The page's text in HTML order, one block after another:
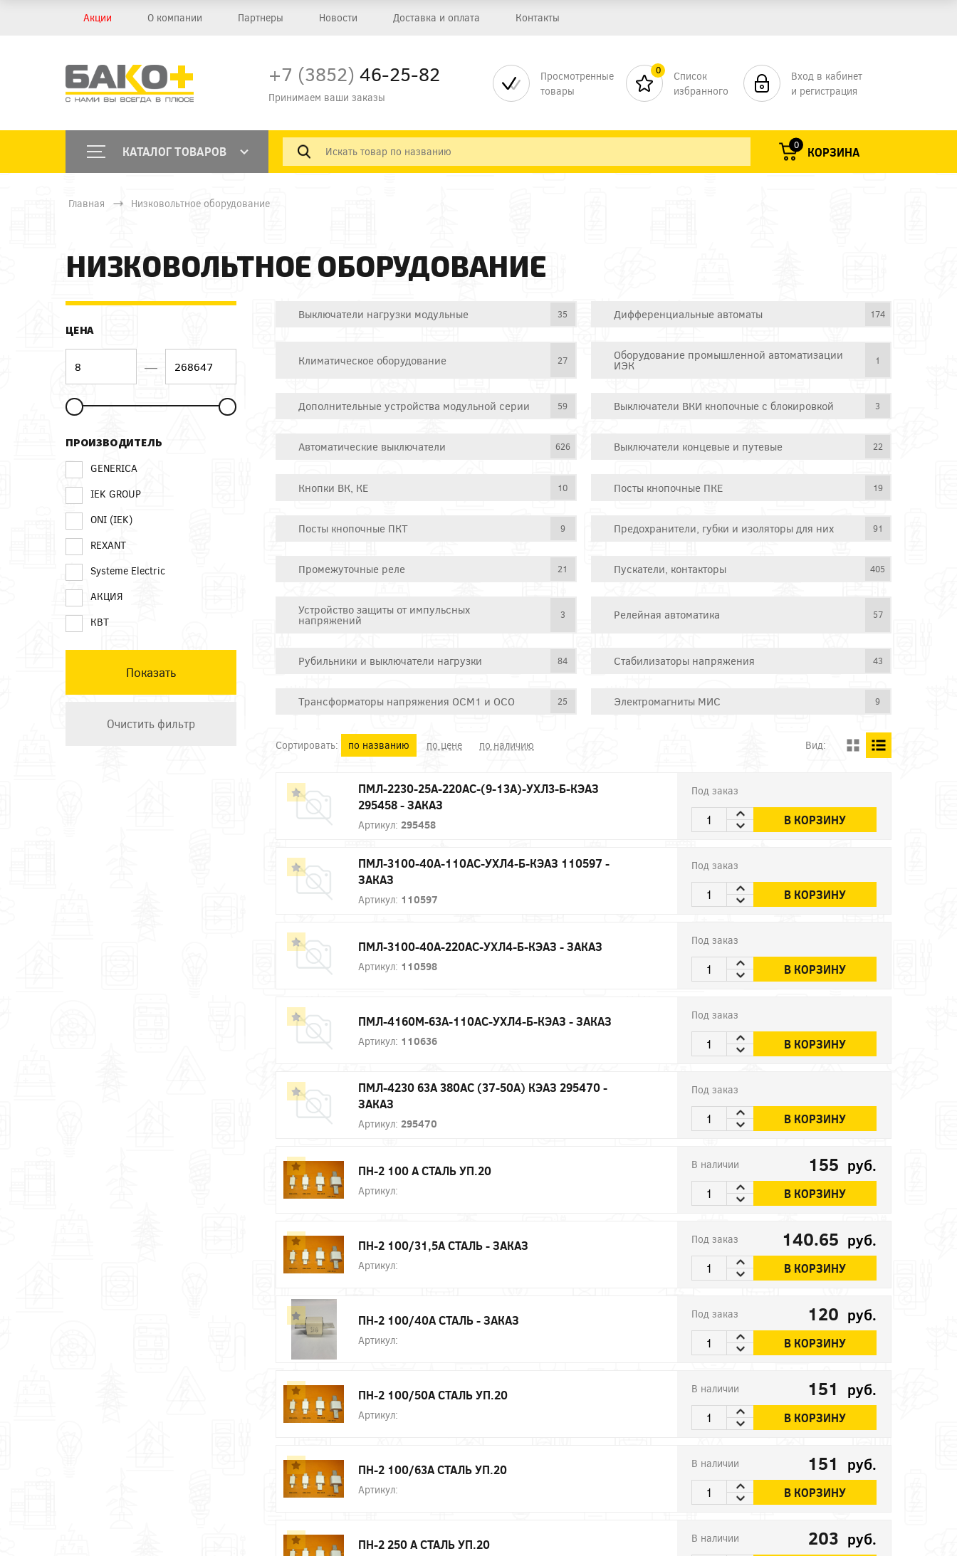
Акции О компании Партнеры Новости Доставка и оплата Контакты
+7 (3852) 46-25-82
Принимаем ваши заказы
Просмотренные
товары
0
Список
избранного
Вход в кабинет
и регистрация
КАТАЛОГ ТОВАРОВ 0 КОРЗИНА
Главная Низковольтное оборудование
НИЗКОВОЛЬТНОЕ ОБОРУДОВАНИЕ
ЦЕНА
—
ПРОИЗВОДИТЕЛЬ
GENERICA
IEK GROUP
ONI (IEK)
REXANT
Systeme Electric
АКЦИЯ
КВТ
КЭАЗ
Остальные ТМ
Техэнерго
Выключатели нагрузки модульные 35 Дифференциальные автоматы 174
Климатическое оборудование 27 Оборудование промышленной автоматизации
ИЭК 1
Дополнительные устройства модульной серии 59 Выключатели ВКИ кнопочные с блокировкой 3
Автоматические выключатели 626 Выключатели концевые и путевые 22
Кнопки ВК, КЕ 10 Посты кнопочные ПКЕ 19
Посты кнопочные ПКТ 9 Предохранители, губки и изоляторы для них 91
Промежуточные реле 21 Пускатели, контакторы 405
Устройство защиты от импульсных
напряжений 3 Релейная автоматика 57
Рубильники и выключатели нагрузки 84 Стабилизаторы напряжения 43
Трансформаторы напряжения ОСМ1 и ОСО 25 Электромагниты МИС 9
Сортировать: по названию по цене по наличию Вид:
ПМЛ-2230-25А-220AC-(9-13А)-УХЛ3-Б-КЭАЗ
295458 - ЗАКАЗ
Артикул: 295458
Под заказ
В КОРЗИНУ
ПМЛ-3100-40А-110AC-УХЛ4-Б-КЭАЗ 110597 -
ЗАКАЗ
Артикул: 110597
Под заказ
В КОРЗИНУ
ПМЛ-3100-40А-220AC-УХЛ4-Б-КЭАЗ - ЗАКАЗ
Артикул: 110598
Под заказ
В КОРЗИНУ
ПМЛ-4160М-63А-110AC-УХЛ4-Б-КЭАЗ - ЗАКАЗ
Артикул: 110636
Под заказ
В КОРЗИНУ
ПМЛ-4230 63А 380AC (37-50А) КЭАЗ 295470 -
ЗАКАЗ
Артикул: 295470
Под заказ
В КОРЗИНУ
ПН-2 100 А СТАЛЬ УП.20
Артикул:
В наличии 155 руб.
В КОРЗИНУ
ПН-2 100/31,5А СТАЛЬ - ЗАКАЗ
Артикул:
Под заказ 140.65 руб.
В КОРЗИНУ
ПН-2 100/40А СТАЛЬ - ЗАКАЗ
Артикул:
Под заказ 120 руб.
В КОРЗИНУ
ПН-2 100/50А СТАЛЬ УП.20
Артикул:
В наличии 151 руб.
В КОРЗИНУ
ПН-2 100/63А СТАЛЬ УП.20
Артикул:
В наличии 151 руб.
В КОРЗИНУ
ПН-2 250 А СТАЛЬ УП.20 В наличии 203 руб.